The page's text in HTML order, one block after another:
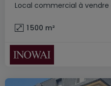
Local commercial à vendre
1 500 m²